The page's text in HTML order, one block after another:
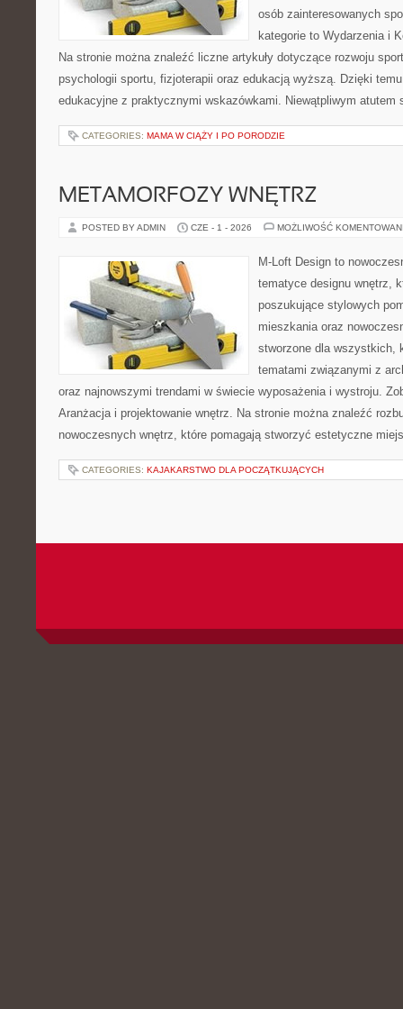
osób zainteresowanych
kategorie to Wydarzenia i
Na stronie można znaleźć liczne artykuły dotyczące rozwoju
psychologii sportu, fizjoterapii oraz edukacją wyższą. Dzięki
edukacyjne z praktycznymi wskazówkami. Niewątpliwym
CATEGORIES: MAMA W CIĄŻY I PO PORODZIE
METAMORFOZY WNĘTRZ
POSTED BY ADMIN CZE - 1 - 2026 MOŻLIWOŚĆ
M-Loft Design to
tematyce designu wnętrz,
poszukujące stylowych
mieszkania oraz
stworzone dla wszystkich,
tematami związanymi z
oraz najnowszymi trendami w świecie wyposażenia i wystroju.
Aranżacja i projektowanie wnętrz. Na stronie można znaleźć
nowoczesnych wnętrz, które pomagają stworzyć estetyczne
CATEGORIES: KAJAKARSTWO DLA POCZĄTKUJĄCYCH